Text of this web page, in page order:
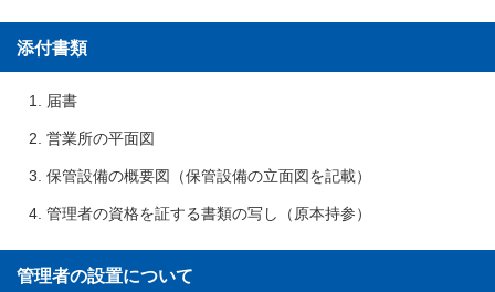
添付書類
届書
営業所の平面図
保管設備の概要図（保管設備の立面図を記載）
管理者の資格を証する書類の写し（原本持参）
管理者の設置について